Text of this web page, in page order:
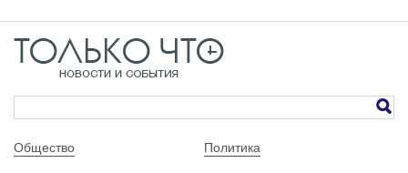
Общество Политика